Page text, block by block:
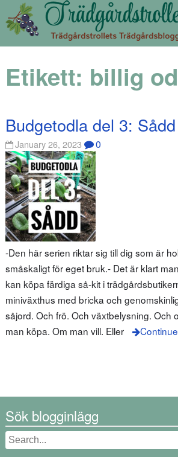
Etikett: billig
Budgetodla del 3: Sådd
January 26, 2023 0
-Den här serien riktar sig till dig som är
småskaligt för eget bruk.- Det är klart
kan köpa färdiga så-kit i
miniväxthus med bricka och
såjord. Och frö. Och växtbelysning. Och
man köpa. Om man vill. Eller
Sök blogginlägg